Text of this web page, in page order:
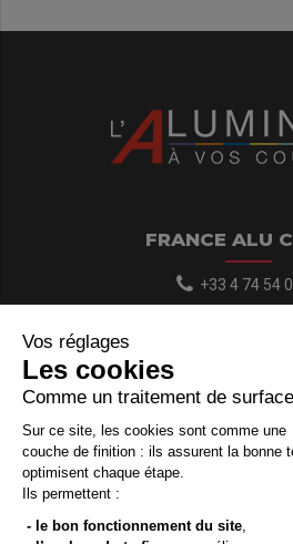
FRANCE ALU
+33 4 74 54
Lun.-Jeu. 8:00-17:00 /
103, Chemin des Mûriers
Coordonnées GPS :